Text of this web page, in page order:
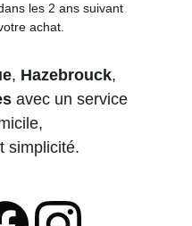
les 2 ans suivant
achat.
, Hazebrouck,
avec un service
simplicité.